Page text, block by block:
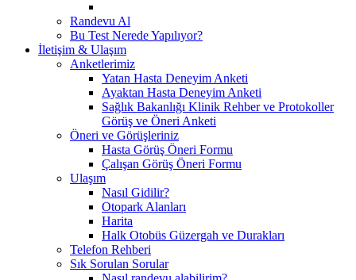
Randevu Al
Bu Test Nerede Yapılıyor?
İletişim & Ulaşım
Anketlerimiz
Yatan Hasta Deneyim Anketi
Ayaktan Hasta Deneyim Anketi
Sağlık Bakanlığı Klinik Rehber ve Protokoller
Görüş ve Öneri Anketi
Öneri ve Görüşleriniz
Hasta Görüş Öneri Formu
Çalışan Görüş Öneri Formu
Ulaşım
Nasıl Gidilir?
Otopark Alanları
Harita
Halk Otobüs Güzergah ve Durakları
Telefon Rehberi
Sık Sorulan Sorular